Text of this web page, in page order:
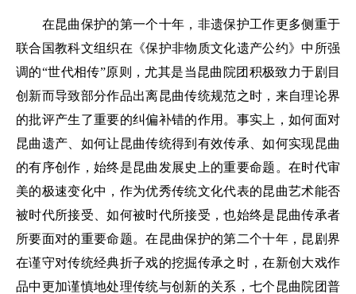
在昆曲保护的第一个十年，非遗保护工作更多侧重于
联合国教科文组织在《保护非物质文化遗产公约》中所强
调的“世代相传”原则，尤其是当昆曲院团积极致力于剧目
创新而导致部分作品出离昆曲传统规范之时，来自理论界
的批评产生了重要的纠偏补错的作用。事实上，如何面对
昆曲遗产、如何让昆曲传统得到有效传承、如何实现昆曲
的有序创作，始终是昆曲发展史上的重要命题。在时代审
美的极速变化中，作为优秀传统文化代表的昆曲艺术能否
被时代所接受、如何被时代所接受，也始终是昆曲传承者
所要面对的重要命题。在昆曲保护的第二个十年，昆剧界
在谨守对传统经典折子戏的挖掘传承之时，在新创大戏作
品中更加谨慎地处理传统与创新的关系，七个昆曲院团普